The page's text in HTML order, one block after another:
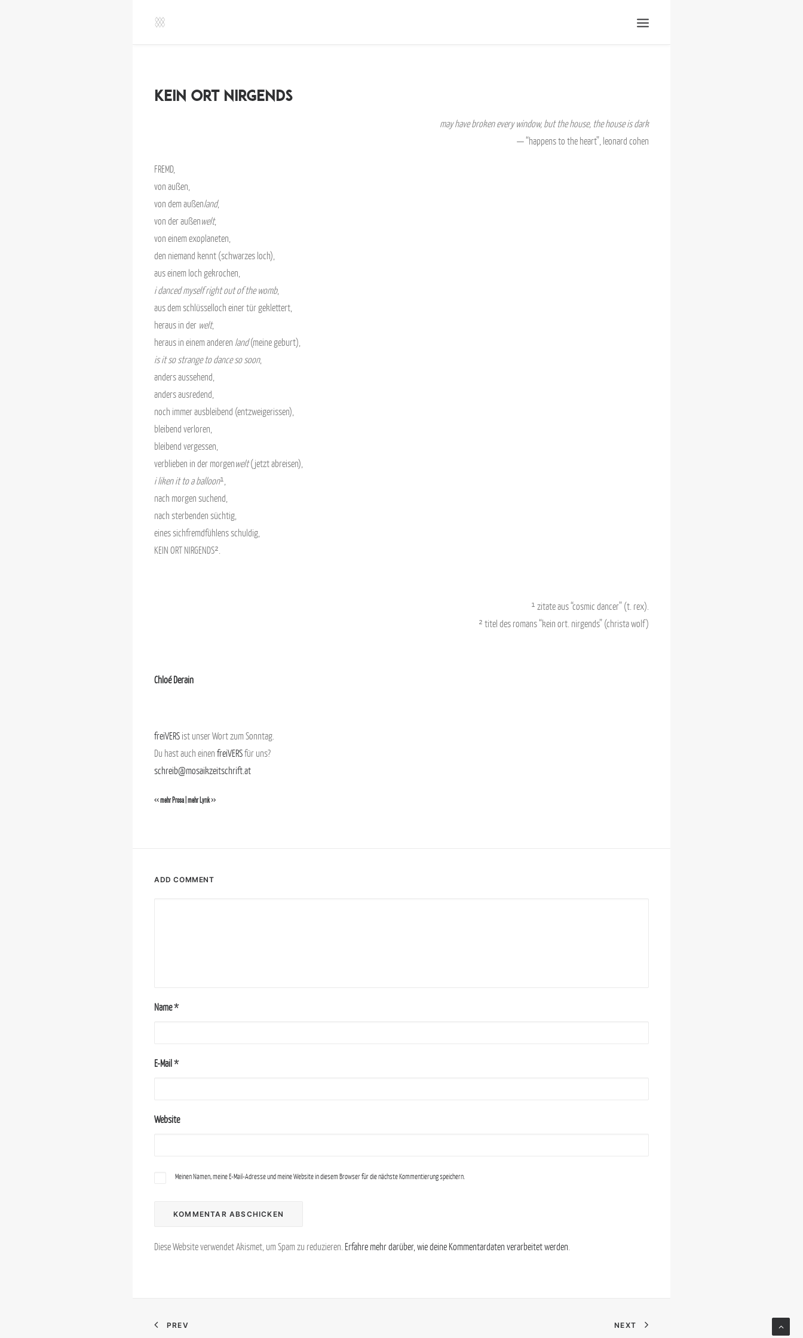
kein ort nirgends
may have broken every window, but the house, the house is dark
— “happens to the heart”, leonard cohen
FREMD,
von außen,
von dem außenland,
von der außenwelt,
von einem exoplaneten,
den niemand kennt (schwarzes loch),
aus einem loch gekrochen,
i danced myself right out of the womb,
aus dem schlüsselloch einer tür geklettert,
heraus in der welt,
heraus in einem anderen land(meine geburt),
is it so strange to dance so soon,
anders aussehend,
anders ausredend,
noch immer ausbleibend (entzweigerissen),
bleibend verloren,
bleibend vergessen,
verblieben in der morgenwelt(jetzt abreisen),
i liken it to a balloon¹,
nach morgen suchend,
nach sterbenden süchtig,
eines sichfremdfühlens schuldig,
KEIN ORT NIRGENDS².
¹ zitate aus “cosmic dancer” (t. rex).
² titel des romans “kein ort. nirgends” (christa wolf)
Chloé Derain
freiVERS ist unser Wort zum Sonntag.
Du hast auch einen freiVERSfür uns?
schreib@mosaikzeitschrift.at
<< mehr Prosa| mehr Lyrik >>
ADD COMMENT
Name*
E-Mail *
Website
Meinen Namen, meine E-Mail-Adresse und meine Website in diesem Browser für die nächste Kommentierung speichern.
Diese Website verwendet Akismet, um Spam zu reduzieren. Erfahre mehr darüber, wie deine Kommentardaten verarbeitet werden.
PREV NEXT